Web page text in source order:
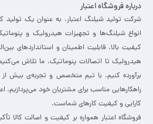
درباره فروشگاه اعتبار
شرکت تولید شیلنگ اعتبار، به عنوان یک تولید
انواع شیلنگ‌ها و تجهیزات هیدرولیک و
کیفیت بالا، قابلیت اطمینان و استانداردهای
هیدرولیک تا اتصالات پنوماتیک، ما تلاش
برآورده کنیم. با تیم متخصص و تجربه‌ی بیش از
راهکارهایی مناسب برای مشتریان خود می‌پردازیم.
کارایی و کیفیت کارهای شماست.
فروشگاه اعتبار همواره بر کیفیت و اصالت